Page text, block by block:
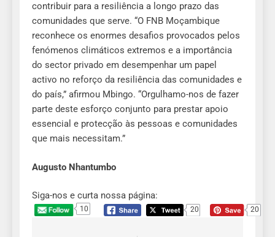
contribuir para a resiliência a longo prazo das
comunidades que serve. “O FNB Moçambique
reconhece os enormes desafios provocados pelos
fenómenos climáticos extremos e a importância
do sector privado em desempenhar um papel
activo no reforço da resiliência das comunidades e
do país,” afirmou Mbingo. “Orgulhamo-nos de fazer
parte deste esforço conjunto para prestar apoio
essencial e protecção às pessoas e comunidades
que mais necessitam.”
Augusto Nhantumbo
Siga-nos e curta nossa página:
10 20 20